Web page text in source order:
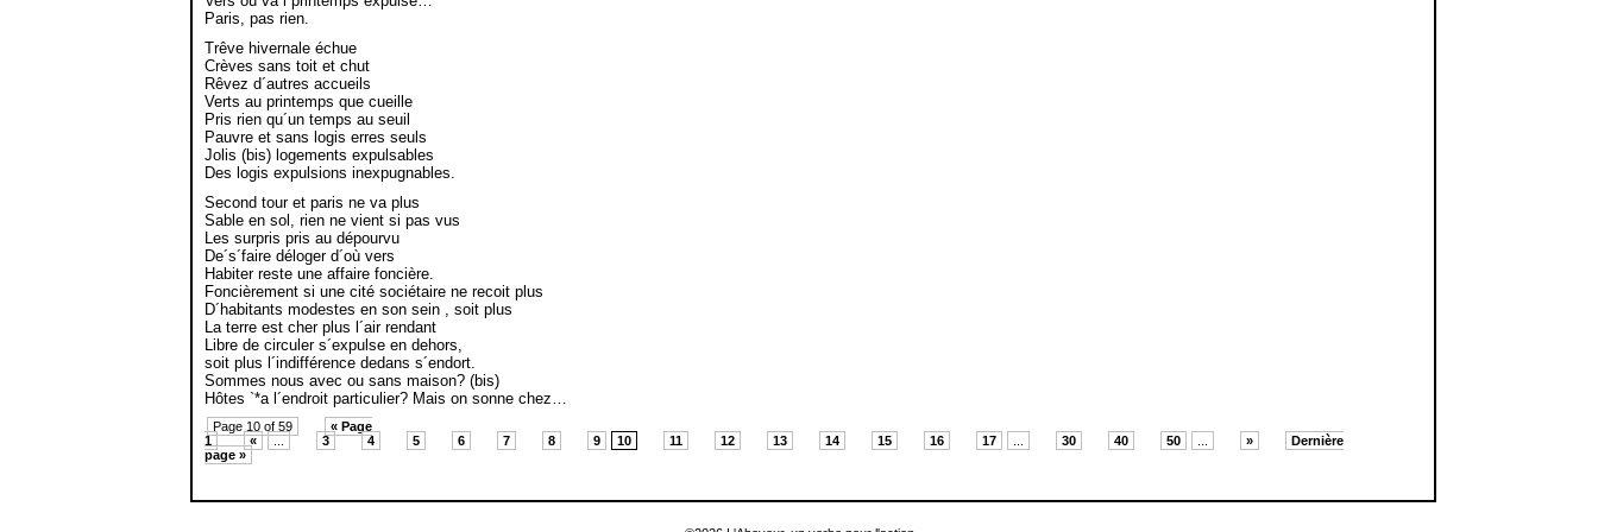
Paris, pas rien.
Trêve hivernale échue
Crèves sans toit et chut
Rêvez d´autres accueils
Verts au printemps que cueille
Pris rien qu´un temps au seuil
Pauvre et sans logis erres seuls
Jolis (bis) logements expulsables
Des logis expulsions inexpugnables.
Second tour et paris ne va plus
Sable en sol, rien ne vient si pas vus
Les surpris pris au dépourvu
De´s´faire déloger d´où vers
Habiter reste une affaire foncière.
Foncièrement si une cité sociétaire ne recoit plus
D´habitants modestes en son sein , soit plus
La terre est cher plus l´air rendant
Libre de circuler s´expulse en dehors,
soit plus l´indifférence dedans s´endort.
Sommes nous avec ou sans maison? (bis)
Hôtes `*a l´endroit particulier? Mais on sonne chez…
Page 10 of 59
« Page
1
« ... 3 4 5 6 7 8 9 10 11 12 13 14 15 16 17 30 40 50 »
Dernière
page »